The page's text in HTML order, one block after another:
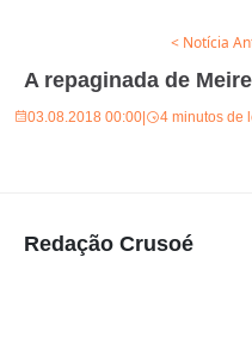
< Notícia
A repaginada de
03.08.2018 00:00| 4 minutos de
Redação Crusoé